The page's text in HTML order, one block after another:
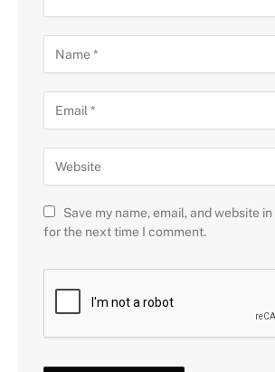
Save my name, email, and website
for the next time I comment.